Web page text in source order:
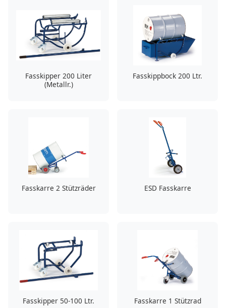
Fasskipper 200 Liter
(Metallr.)
Fasskippbock 200 Ltr.
Fasskarre 2 Stützräder ESD Fasskarre
Fasskipper 50-100 Ltr. Fasskarre 1 Stützrad